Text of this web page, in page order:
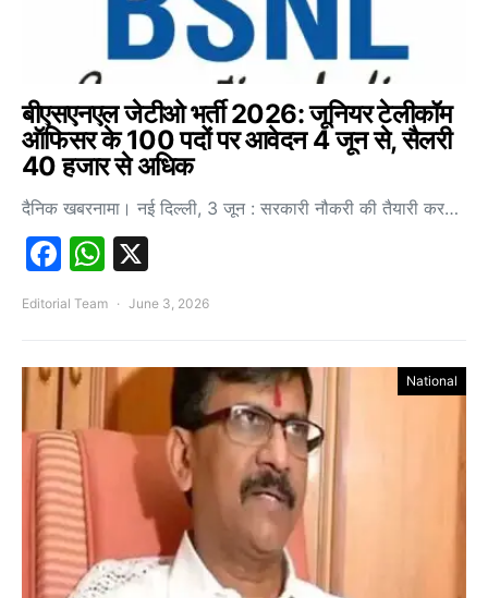
बीएसएनएल जेटीओ भर्ती 2026: जूनियर टेलीकॉम
ऑफिसर के 100 पदों पर आवेदन 4 जून से, सैलरी
40 हजार से अधिक
दैनिक खबरनामा। नई दिल्ली, 3 जून : सरकारी नौकरी की तैयारी कर…
Facebook
WhatsApp
Editorial Team June 3, 2026
National